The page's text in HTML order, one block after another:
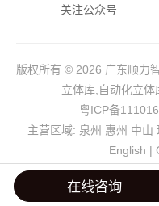
关注公众号
版权所有 © 2026 广东顺力
立体库,自动化立
粤ICP备
主营区域: 泉州 惠州 中山
English |
在线咨询